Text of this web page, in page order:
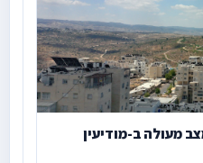
מעולה ב-מודיעין